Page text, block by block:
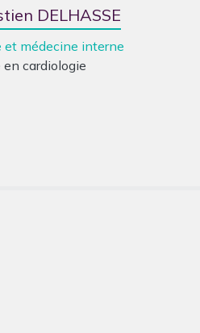
DELHASSE
et médecine interne
cardiologie
appelez le 144.